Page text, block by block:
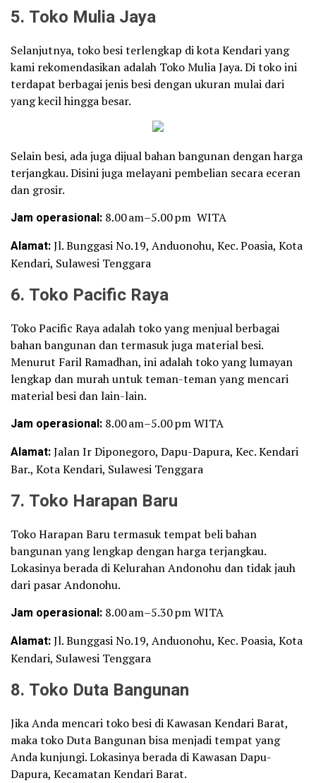
5. Toko Mulia Jaya
Selanjutnya, toko besi terlengkap di kota Kendari yang
kami rekomendasikan adalah Toko Mulia Jaya. Di toko ini
terdapat berbagai jenis besi dengan ukuran mulai dari
yang kecil hingga besar.
Selain besi, ada juga dijual bahan bangunan dengan harga
terjangkau. Disini juga melayani pembelian secara eceran
dan grosir.
Jam operasional: 8.00 am–5.00 pm WITA
Alamat:Jl. Bunggasi No.19, Anduonohu, Kec. Poasia, Kota
Kendari, Sulawesi Tenggara
6. Toko Pacific Raya
Toko Pacific Raya adalah toko yang menjual berbagai
bahan bangunan dan termasuk juga material besi.
Menurut Faril Ramadhan, ini adalah toko yang lumayan
lengkap dan murah untuk teman-teman yang mencari
material besi dan lain-lain.
Jam operasional: 8.00 am–5.00 pm WITA
Alamat:Jalan Ir Diponegoro, Dapu-Dapura, Kec. Kendari
Bar., Kota Kendari, Sulawesi Tenggara
7. Toko Harapan Baru
Toko Harapan Baru termasuk tempat beli bahan
bangunan yang lengkap dengan harga terjangkau.
Lokasinya berada di Kelurahan Andonohu dan tidak jauh
dari pasar Andonohu.
Jam operasional: 8.00 am–5.30 pm WITA
Alamat:Jl. Bunggasi No.19, Anduonohu, Kec. Poasia, Kota
Kendari, Sulawesi Tenggara
8. Toko Duta Bangunan
Jika Anda mencari toko besi di Kawasan Kendari Barat,
maka toko Duta Bangunan bisa menjadi tempat yang
Anda kunjungi. Lokasinya berada di Kawasan Dapu-
Dapura, Kecamatan Kendari Barat.